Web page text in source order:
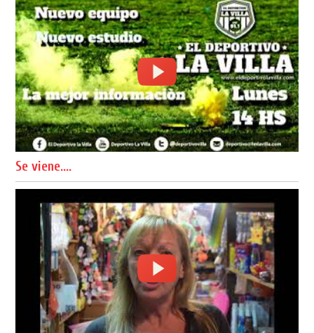
Se viene....